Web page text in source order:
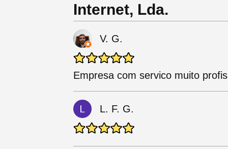
Internet, Lda.
V. G.
Empresa com servico muito
L. F. G.